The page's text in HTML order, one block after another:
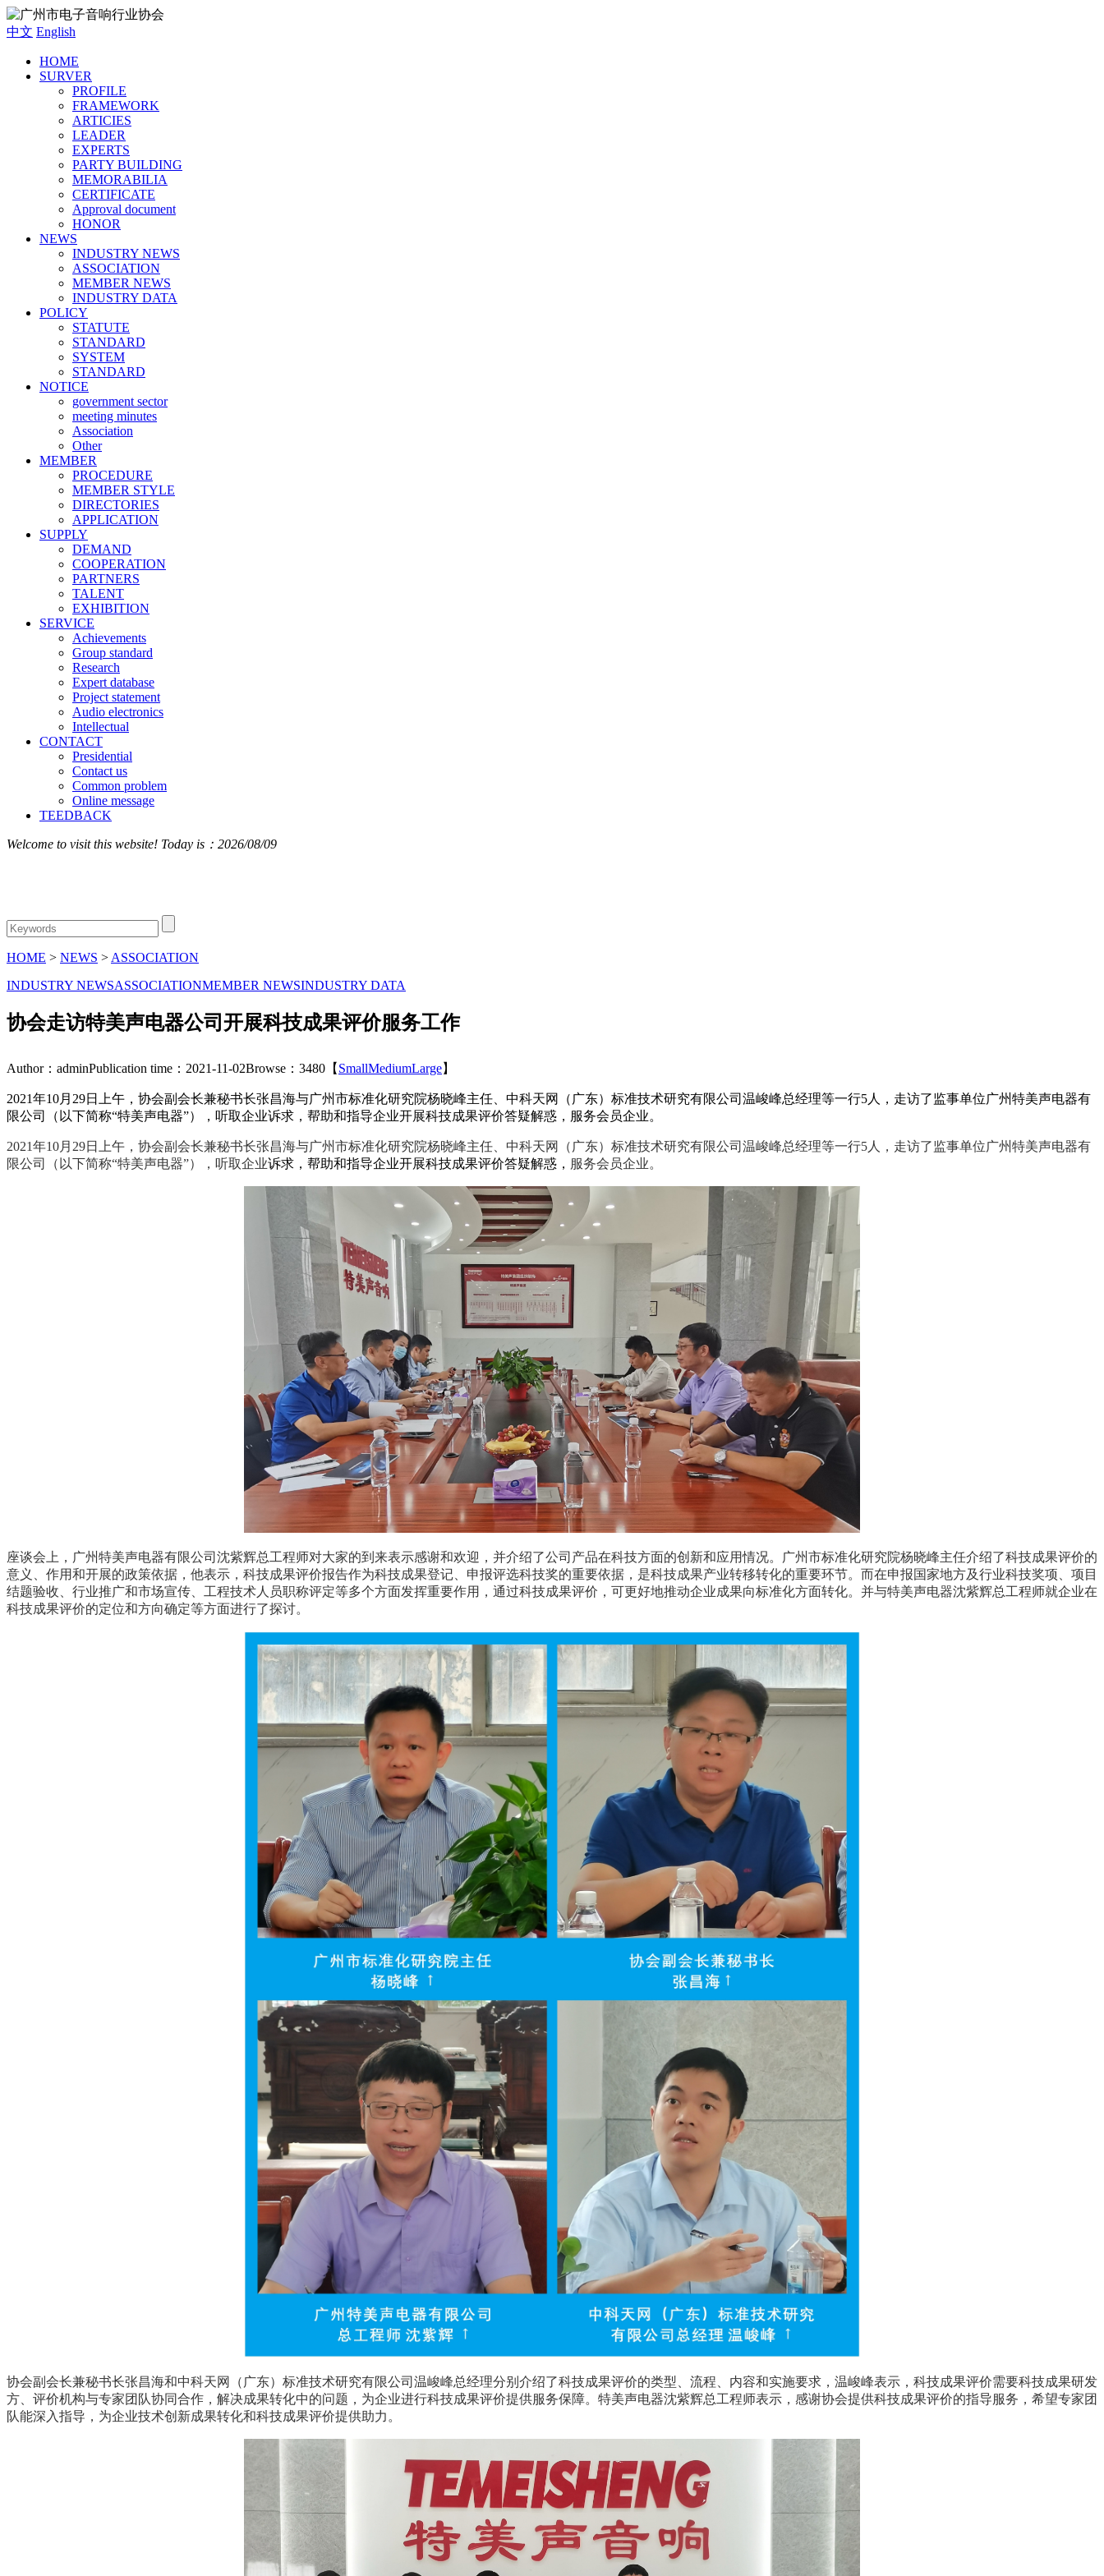
中文 English
HOME
SURVER
PROFILE
FRAMEWORK
ARTICIES
LEADER
EXPERTS
PARTY BUILDING
MEMORABILIA
CERTIFICATE
Approval document
HONOR
NEWS
INDUSTRY NEWS
ASSOCIATION
MEMBER NEWS
INDUSTRY DATA
POLICY
STATUTE
STANDARD
SYSTEM
STANDARD
NOTICE
government sector
meeting minutes
Association
Other
MEMBER
PROCEDURE
MEMBER STYLE
DIRECTORIES
APPLICATION
SUPPLY
DEMAND
COOPERATION
PARTNERS
TALENT
EXHIBITION
SERVICE
Achievements
Group standard
Research
Expert database
Project statement
Audio electronics
Intellectual
CONTACT
Presidential
Contact us
Common problem
Online message
TEEDBACK
Welcome to visit this website! Today is： 2026/08/09
HOME > NEWS > ASSOCIATION
INDUSTRY NEWSASSOCIATIONMEMBER NEWSINDUSTRY DATA
协会走访特美声电器公司开展科技成果评价服务工作
Author：adminPublication time：2021-11-02Browse：3480 【 SmallMediumLarge】
2021年10月29日上午，协会副会长兼秘书长张昌海与广州市标准化研究院杨晓峰主任、中科天网（广东）标准技术研究有限公司温峻峰总经理等一行5人，走访了监事单位广州特美声电器有
限公司（以下简称“特美声电器”），听取企业诉求，帮助和指导企业开展科技成果评价答疑解惑，服务会员企业。
2021年10月29日上午，协会副会长兼秘书长张昌海与广州市标准化研究院杨晓峰主任、中科天网（广东）标准技术研究有限公司温峻峰总经理等一行5人，走访了监事单位广州特美声电器有
限公司（以下简称“特美声电器”），听取企业诉求，帮助和指导企业开展科技成果评价答疑解惑， 服务会员企业。
座谈会上，广州特美声电器有限公司沈紫辉总工程师对大家的到来表示感谢和欢迎，并介绍了公司产品在科技方面的创新和应用情况。广州市标准化研究院杨晓峰主任介绍了科技成果评价的
意义、作用和开展的政策依据，他表示，科技成果评价报告作为科技成果登记、申报评选科技奖的重要依据，是科技成果产业转移转化的重要环节。而在申报国家地方及行业科技奖项、项目
结题验收、行业推广和市场宣传、工程技术人员职称评定等多个方面发挥重要作用，通过科技成果评价，可更好地推动企业成果向标准化方面转化。并与特美声电器沈紫辉总工程师就企业在
科技成果评价的定位和方向确定等方面进行了探讨。
协会副会长兼秘书长张昌海和中科天网（广东）标准技术研究有限公司温峻峰总经理分别介绍了科技成果评价的类型、流程、内容和实施要求，温峻峰表示， 科技成果评价需要科技成果研发
方、 评价机构与专家团队协同合作 ， 解决成果转化中的问题 ， 为企业进行科技成果评价提供服务保障。 特美声电器沈紫辉总工程师表示，感谢协会提供科技成果评价的指导服务，希望专家团
队能深入指导，为企业技术创新成果转化和科技成果评价提供助力。